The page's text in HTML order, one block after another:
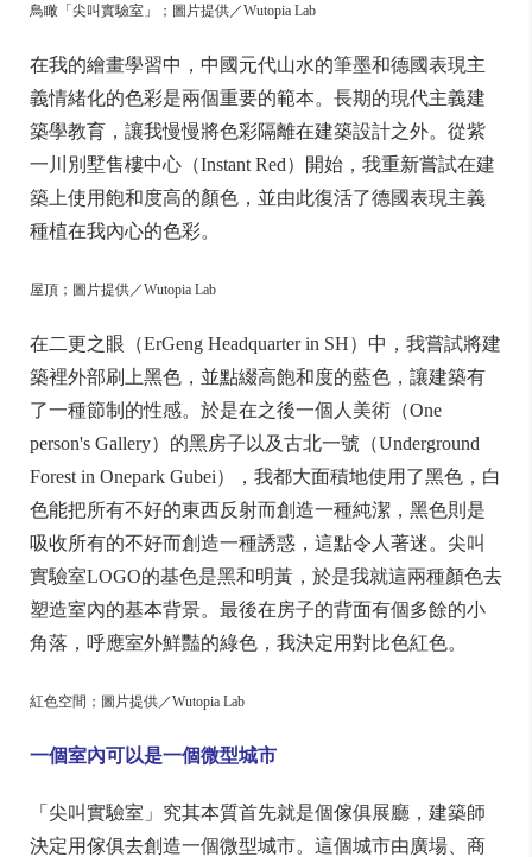
鳥瞰「尖叫實驗室」；圖片提供／Wutopia Lab
在我的繪畫學習中，中國元代山水的筆墨和德國表現主
義情緒化的色彩是兩個重要的範本。長期的現代主義建
築學教育，讓我慢慢將色彩隔離在建築設計之外。從紫
一川別墅售樓中心（Instant Red）開始，我重新嘗試在建
築上使用飽和度高的顏色，並由此復活了德國表現主義
種植在我內心的色彩。
屋頂；圖片提供／Wutopia Lab
在二更之眼（ErGeng Headquarter in SH）中，我嘗試將建
築裡外部刷上黑色，並點綴高飽和度的藍色，讓建築有
了一種節制的性感。於是在之後一個人美術（One
person's Gallery）的黑房子以及古北一號（Underground
Forest in Onepark Gubei），我都大面積地使用了黑色，白
色能把所有不好的東西反射而創造一種純潔，黑色則是
吸收所有的不好而創造一種誘惑，這點令人著迷。尖叫
實驗室LOGO的基色是黑和明黃，於是我就這兩種顏色去
塑造室內的基本背景。最後在房子的背面有個多餘的小
角落，呼應室外鮮豔的綠色，我決定用對比色紅色。
紅色空間；圖片提供／Wutopia Lab
一個室內可以是一個微型城市
「尖叫實驗室」究其本質首先就是個傢俱展廳，建築師
決定用傢俱去創造一個微型城市。這個城市由廣場、商